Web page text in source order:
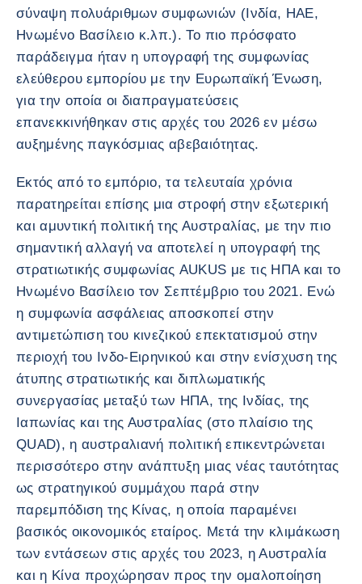
σύναψη πολυάριθμων συμφωνιών (Ινδία, ΗΑΕ,
Ηνωμένο Βασίλειο κ.λπ.). Το πιο πρόσφατο
παράδειγμα ήταν η υπογραφή της συμφωνίας
ελεύθερου εμπορίου με την Ευρωπαϊκή Ένωση,
για την οποία οι διαπραγματεύσεις
επανεκκινήθηκαν στις αρχές του 2026 εν μέσω
αυξημένης παγκόσμιας αβεβαιότητας.
Εκτός από το εμπόριο, τα τελευταία χρόνια
παρατηρείται επίσης μια στροφή στην εξωτερική
και αμυντική πολιτική της Αυστραλίας, με την πιο
σημαντική αλλαγή να αποτελεί η υπογραφή της
στρατιωτικής συμφωνίας AUKUS με τις ΗΠΑ και το
Ηνωμένο Βασίλειο τον Σεπτέμβριο του 2021. Ενώ
η συμφωνία ασφάλειας αποσκοπεί στην
αντιμετώπιση του κινεζικού επεκτατισμού στην
περιοχή του Ινδο-Ειρηνικού και στην ενίσχυση της
άτυπης στρατιωτικής και διπλωματικής
συνεργασίας μεταξύ των ΗΠΑ, της Ινδίας, της
Ιαπωνίας και της Αυστραλίας (στο πλαίσιο της
QUAD), η αυστραλιανή πολιτική επικεντρώνεται
περισσότερο στην ανάπτυξη μιας νέας ταυτότητας
ως στρατηγικού συμμάχου παρά στην
παρεμπόδιση της Κίνας, η οποία παραμένει
βασικός οικονομικός εταίρος. Μετά την κλιμάκωση
των εντάσεων στις αρχές του 2023, η Αυστραλία
και η Κίνα προχώρησαν προς την ομαλοποίηση